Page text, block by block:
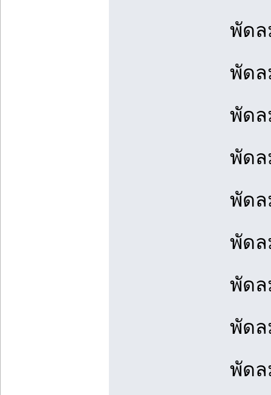
พัดล
พัดล
พัดล
พัดล
พัดล
พัดล
พัดล
พัดล
พัดล